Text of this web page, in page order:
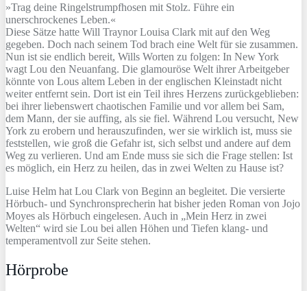
»Trag deine Ringelstrumpfhosen mit Stolz. Führe ein
unerschrockenes Leben.«
Diese Sätze hatte Will Traynor Louisa Clark mit auf den Weg
gegeben. Doch nach seinem Tod brach eine Welt für sie zusammen.
Nun ist sie endlich bereit, Wills Worten zu folgen: In New York
wagt Lou den Neuanfang. Die glamouröse Welt ihrer Arbeitgeber
könnte von Lous altem Leben in der englischen Kleinstadt nicht
weiter entfernt sein. Dort ist ein Teil ihres Herzens zurückgeblieben:
bei ihrer liebenswert chaotischen Familie und vor allem bei Sam,
dem Mann, der sie auffing, als sie fiel. Während Lou versucht, New
York zu erobern und herauszufinden, wer sie wirklich ist, muss sie
feststellen, wie groß die Gefahr ist, sich selbst und andere auf dem
Weg zu verlieren. Und am Ende muss sie sich die Frage stellen: Ist
es möglich, ein Herz zu heilen, das in zwei Welten zu Hause ist?
Luise Helm hat Lou Clark von Beginn an begleitet. Die versierte
Hörbuch- und Synchronsprecherin hat bisher jeden Roman von Jojo
Moyes als Hörbuch eingelesen. Auch in „Mein Herz in zwei
Welten“ wird sie Lou bei allen Höhen und Tiefen klang- und
temperamentvoll zur Seite stehen.
Hörprobe